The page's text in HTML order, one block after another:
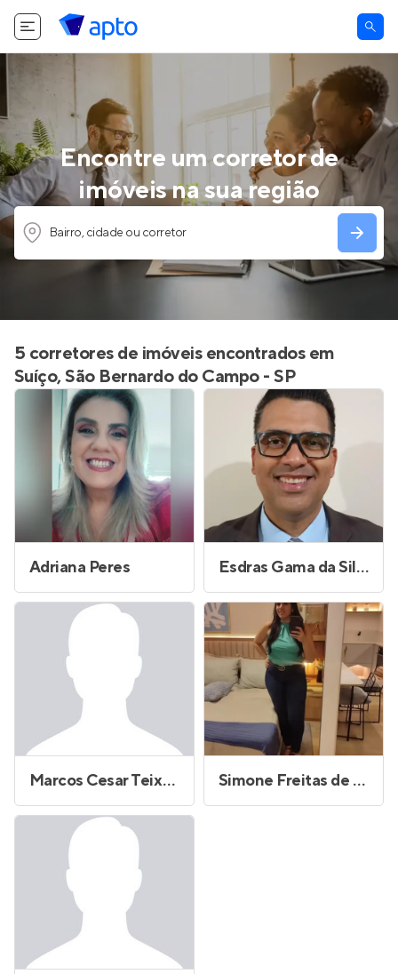
Encontre um corretor de
imóveis na sua região
Bairro, cidade ou corretor
5 corretores de imóveis encontrados em
Suíço, São Bernardo do Campo - SP
Adriana Peres Esdras Gama da Silva
Marcos Cesar Teixeira Barbosa Simone Freitas de Souza